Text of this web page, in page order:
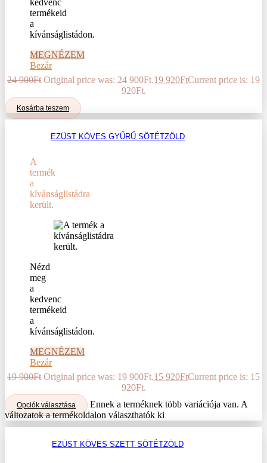
kedvenc
termékeid
a
kívánságlistádon.
MEGNÉZEM
Bezár
24 900Ft Original price was: 24 900Ft.19 920FtCurrent price is: 19
920Ft.
Kosárba teszem
EZÜST KÖVES GYŰRŰ SÖTÉTZÖLD
A
termék
a
kívánságlistádra
került.
Nézd
meg
a
kedvenc
termékeid
a
kívánságlistádon.
MEGNÉZEM
Bezár
19 900Ft Original price was: 19 900Ft.15 920FtCurrent price is: 15
920Ft.
Opciók választása
Ennek a terméknek több variációja van. A
változatok a termékoldalon választhatók ki
EZÜST KÖVES SZETT SÖTÉTZÖLD